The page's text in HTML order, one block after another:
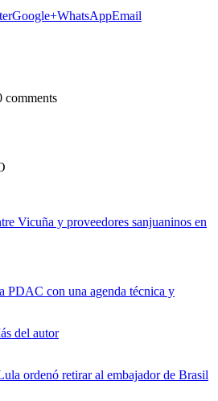
Google+WhatsAppEmail
comments
Vicuña y proveedores sanjuaninos en
PDAC con una agenda técnica y
del autor
ordenó retirar al embajador de Brasil